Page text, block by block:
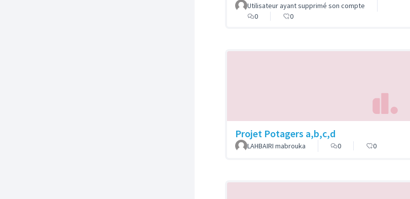
Utilisateur ayant supprimé son compte
0
0
Projet Potagers a,b,c,d
LAHBAIRI mabrouka 0 0